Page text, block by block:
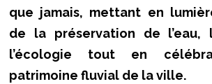
que jamais, mettant en
de la préservation de
l’écologie tout en
patrimoine fluvial de la ville.